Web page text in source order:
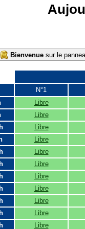
Bienvenue sur le
N°1
Libre
Libre
Libre
Libre
Libre
Libre
Libre
Libre
Libre
Libre
Libre